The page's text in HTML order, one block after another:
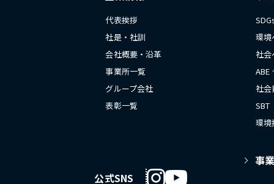
代表挨拶
社是・社訓
会社概要・沿革
事業所一覧
グループ会社
表彰一覧
環境
社会
ABE
社会
SBT
環境
事
公式SNS